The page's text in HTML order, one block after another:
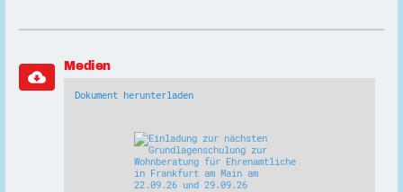
cloud_download
Medien
Dokument herunterladen